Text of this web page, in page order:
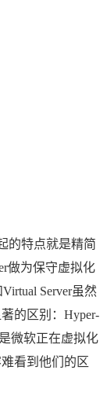
特点就是精简
做为保守虚拟化
Server虽然
的区别：Hyper-
微软正在虚拟化
看到他们的区